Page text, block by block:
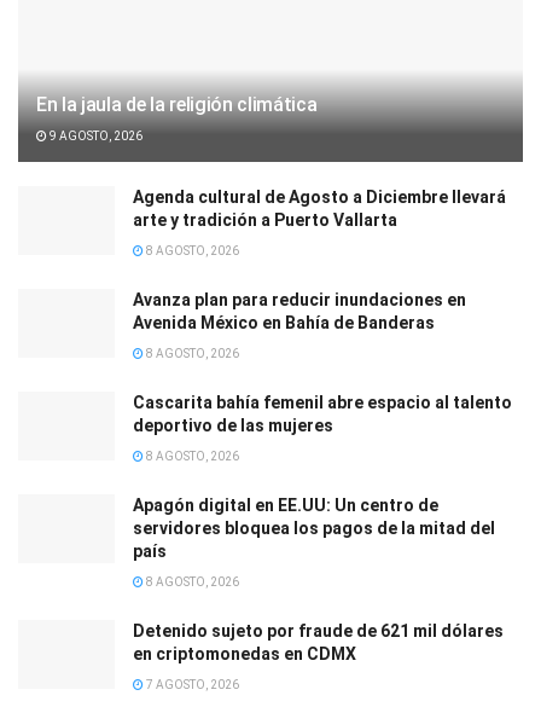
En la jaula de la religión climática
9 AGOSTO, 2026
Agenda cultural de Agosto a Diciembre llevará
arte y tradición a Puerto Vallarta
8 AGOSTO, 2026
Avanza plan para reducir inundaciones en
Avenida México en Bahía de Banderas
8 AGOSTO, 2026
Cascarita bahía femenil abre espacio al talento
deportivo de las mujeres
8 AGOSTO, 2026
Apagón digital en EE.UU: Un centro de
servidores bloquea los pagos de la mitad del
país
8 AGOSTO, 2026
Detenido sujeto por fraude de 621 mil dólares
en criptomonedas en CDMX
7 AGOSTO, 2026